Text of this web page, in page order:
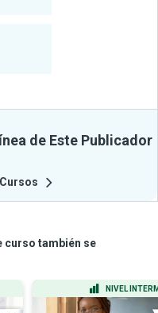
de Este Publicador
curso también se
NIVEL